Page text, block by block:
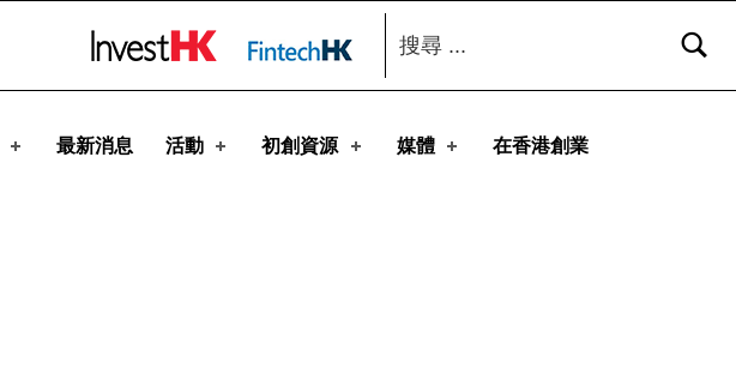
最新消息 活動 初創資源 媒體 在香港創業
搜尋：